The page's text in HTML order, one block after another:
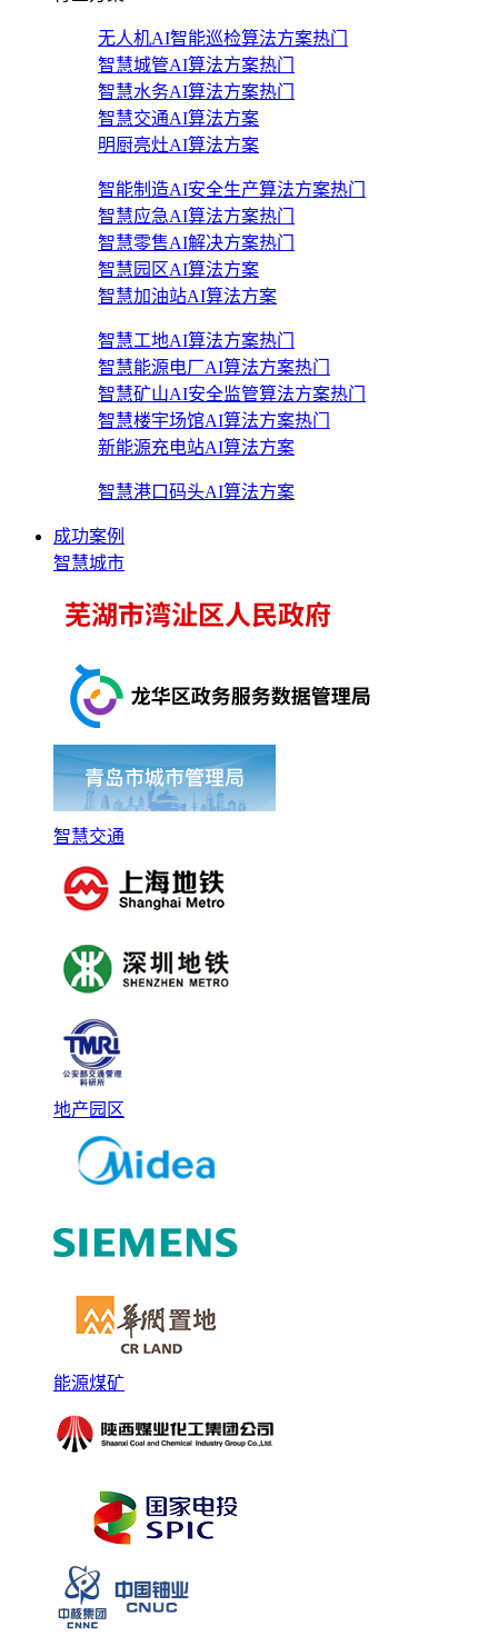
无人机AI智能巡检算法方案热门
智慧城管AI算法方案热门
智慧水务AI算法方案热门
智慧交通AI算法方案
明厨亮灶AI算法方案
智能制造AI安全生产算法方案热门
智慧应急AI算法方案热门
智慧零售AI解决方案热门
智慧园区AI算法方案
智慧加油站AI算法方案
智慧工地AI算法方案热门
智慧能源电厂AI算法方案热门
智慧矿山AI安全监管算法方案热门
智慧楼宇场馆AI算法方案热门
新能源充电站AI算法方案
智慧港口码头AI算法方案
成功案例
智慧城市
智慧交通
地产园区
能源煤矿